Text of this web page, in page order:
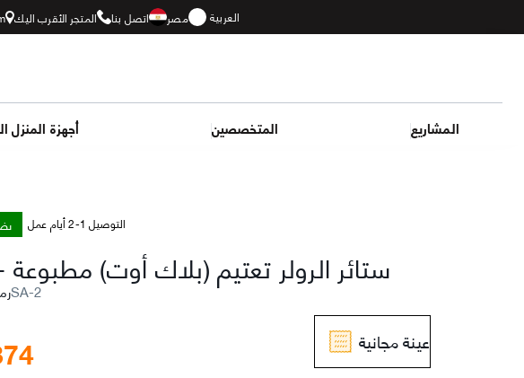
المتجر الأقرب اليك اتصل بنا مصر العربية
أجهزة المنزل المتخصصين المشاريع
التوصيل 1-2 أيام عمل
ستائر الرولر تعتيم (بلاك أوت) مطبوعة
51SA-2
عينة مجانية